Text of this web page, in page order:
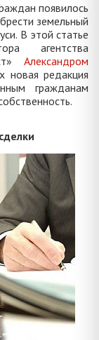
появилось
земельный
В этой статье
агентства
Александром
новая редакция
гражданам